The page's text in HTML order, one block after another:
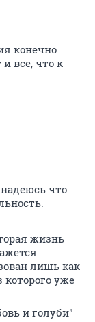
конечно
все, что к
что
жизнь
лишь как
уже
и голуби"